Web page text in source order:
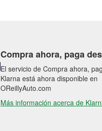
Compra ahora, paga
El servicio de Compra ahora,
Klarna está ahora disponible en
OReillyAuto.com
Más información acerca de